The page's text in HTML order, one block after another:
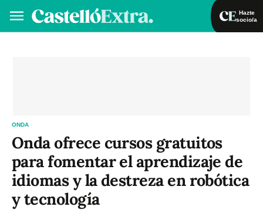
Hazte
socio/a
ONDA
Onda ofrece cursos gratuitos
para fomentar el aprendizaje de
idiomas y la destreza en robótica
y tecnología